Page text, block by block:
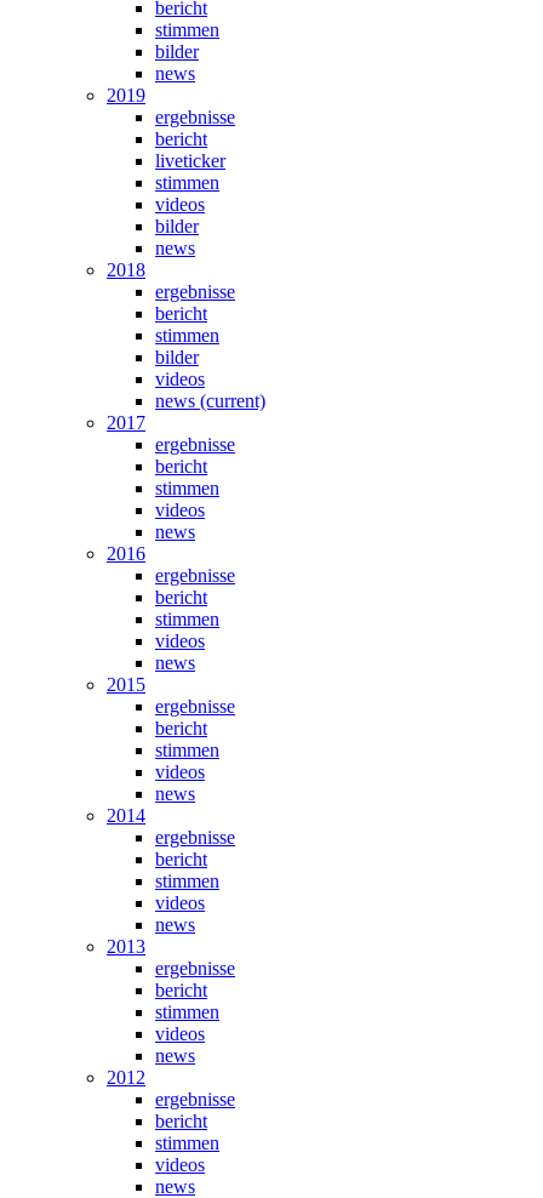
bericht
stimmen
bilder
news
2019
ergebnisse
bericht
liveticker
stimmen
videos
bilder
news
2018
ergebnisse
bericht
stimmen
bilder
videos
news (current)
2017
ergebnisse
bericht
stimmen
videos
news
2016
ergebnisse
bericht
stimmen
videos
news
2015
ergebnisse
bericht
stimmen
videos
news
2014
ergebnisse
bericht
stimmen
videos
news
2013
ergebnisse
bericht
stimmen
videos
news
2012
ergebnisse
bericht
stimmen
videos
news